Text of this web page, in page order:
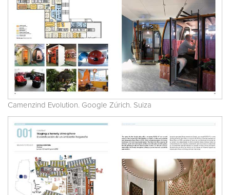
Camenzind Evolution. Google Zúrich. Suiza